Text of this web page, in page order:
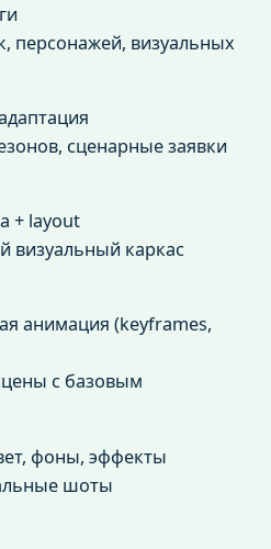
персонажей, визуальных
сценарные заявки
+ layout
визуальный каркас
анимация (keyframes,
с базовым
фоны, эффекты
шоты